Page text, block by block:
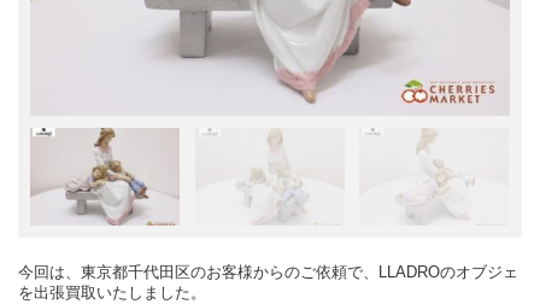
今回は、東京都千代田区のお客様からのご依頼で、LLADROのオブジェ
を出張買取いたしました。